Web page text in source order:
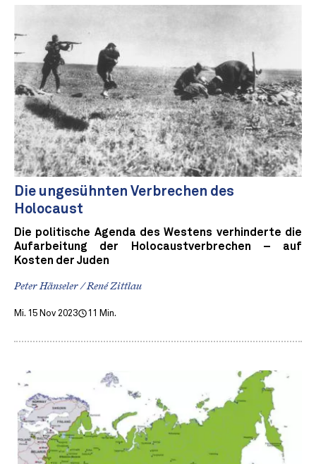
Die ungesühnten Verbrechen des
Holocaust
Die politische Agenda des Westens verhinderte die
Aufarbeitung der Holocaustverbrechen – auf
Kosten der Juden
Peter Hänseler / René Zittlau
Mi. 15 Nov 2023 11 Min.